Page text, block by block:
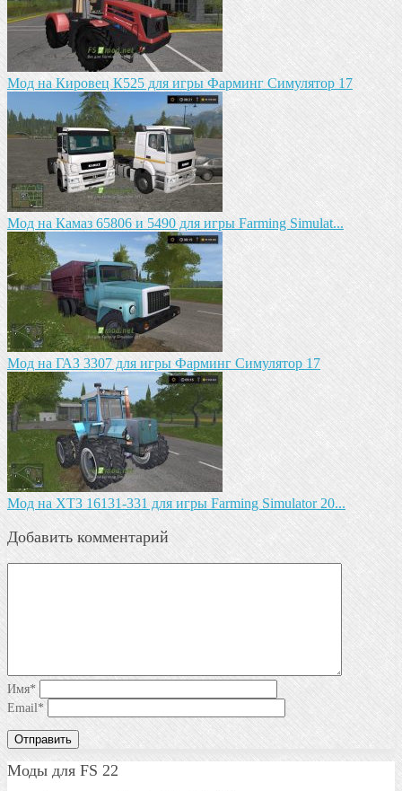
Mод на Кировец К525 для игры Фарминг Симулятор 17
Мод на Камаз 65806 и 5490 для игры Farming Simulat...
Mод на ГАЗ 3307 для игры Фарминг Симулятор 17
Мод на ХТЗ 16131-331 для игры Farming Simulator 20...
Добавить комментарий
Имя*
Email*
Моды для FS 22